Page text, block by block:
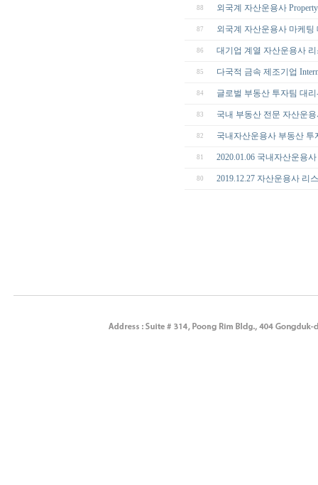
88 외국계 자산운용사
87 외국계 자산운용사 마케팅
86 대기업 계열 자산운용사
85 다국적 금속 제조기업
84 글로벌 부동산 투자팀 대
83 국내 부동산 전문 자산운
82 국내자산운용사 부동산 투
81 2020.01.06 국내자산운용
80 2019.12.27 자산운용사 리